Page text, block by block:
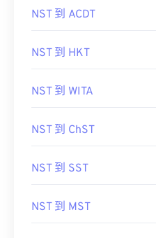
NST 到 ACDT
NST 到 HKT
NST 到 WITA
NST 到 ChST
NST 到 SST
NST 到 MST